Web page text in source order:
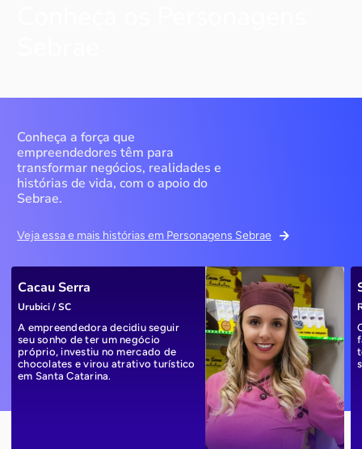
Conheça a força que
empreendedores têm para
transformar negócios, realidades e
histórias de vida, com o apoio do
Sebrae.
Veja essa e mais histórias em Personagens Sebrae
Cacau Serra
Urubici / SC
A empreendedora decidiu seguir
seu sonho de ter um negócio
próprio, investiu no mercado de
chocolates e virou atrativo turístico
em Santa Catarina.